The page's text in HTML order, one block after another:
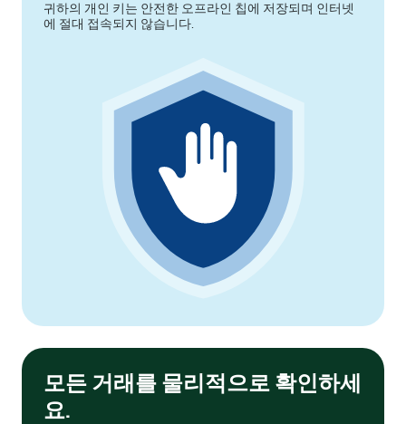
귀하의 개인 키는 안전한 오프라인 칩에 저장되며 인터넷
에 절대 접속되지 않습니다.
모든 거래를 물리적으로 확인하세
요.